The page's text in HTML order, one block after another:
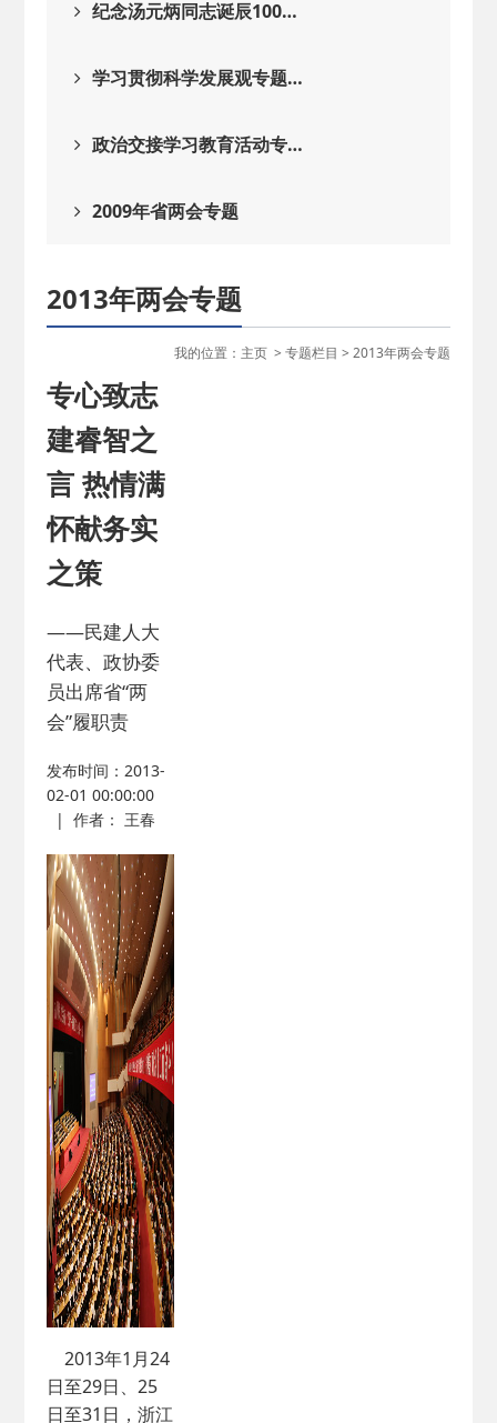
纪念汤元炳同志诞辰100…
学习贯彻科学发展观专题…
政治交接学习教育活动专…
2009年省两会专题
2013年两会专题
我的位置： 主页> 专题栏目 > 2013年两会专题
专心致志
建睿智之
言 热情满
怀献务实
之策
——民建人大
代表、政协委
员出席省“两
会”履职责
发布时间：2013-
02-01 00:00:00
|作者： 王春
2013年1月24
日至29日、25
日至31日，浙江